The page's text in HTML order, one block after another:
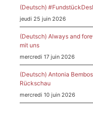
(Deutsch)
jeudi 25 juin 2026
(Deutsch) Always and
mit uns
mercredi 17 juin 2026
(Deutsch) Antonia Bembos
Rückschau
mercredi 10 juin 2026